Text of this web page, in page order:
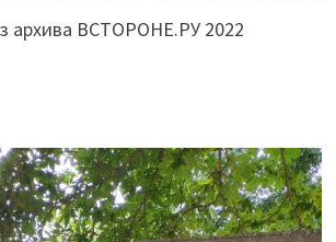
архива ВСТОРОНЕ.РУ 2022